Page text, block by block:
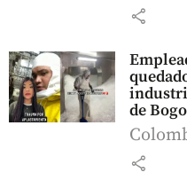
share
de
share